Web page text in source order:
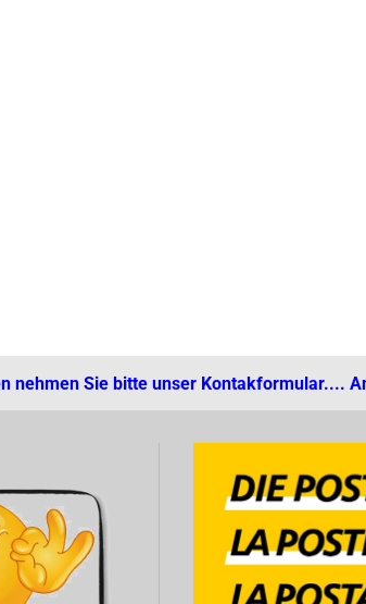
nehmen Sie bitte unser Kontakformular....